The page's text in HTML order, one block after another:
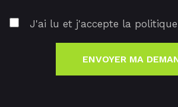
J'ai lu et j'accepte la
ENVOYER MA